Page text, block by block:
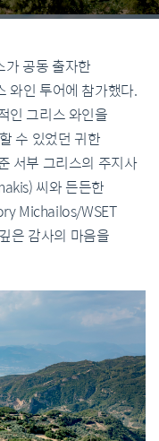
가 공동 출자한
와인 투어에 참가했다.
인 그리스 와인을
수 있었던 귀한
서부 그리스의 주지사
씨와 든든한
Michailos/WSET
은 감사의 마음을